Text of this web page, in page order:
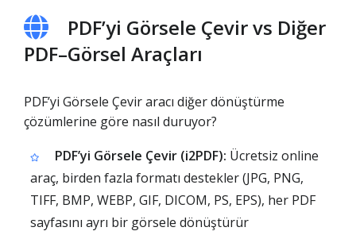
PDF’yi Görsele Çevir vs Diğer
PDF–Görsel Araçları
PDF’yi Görsele Çevir aracı diğer dönüştürme
çözümlerine göre nasıl duruyor?
PDF’yi Görsele Çevir (i2PDF): Ücretsiz online
araç, birden fazla formatı destekler (JPG, PNG,
TIFF, BMP, WEBP, GIF, DICOM, PS, EPS), her PDF
sayfasını ayrı bir görsele dönüştürür